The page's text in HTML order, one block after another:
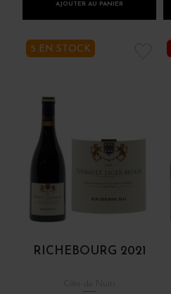
AJOUTER AU PANIER
5 EN STOCK
RICHEBOURG 2021